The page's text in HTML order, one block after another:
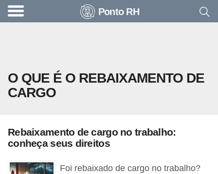
Ponto RH
O QUE É O REBAIXAMENTO DE
CARGO
Rebaixamento de cargo no trabalho:
conheça seus direitos
Foi rebaixado de cargo no trabalho?
A
t
e
u
a